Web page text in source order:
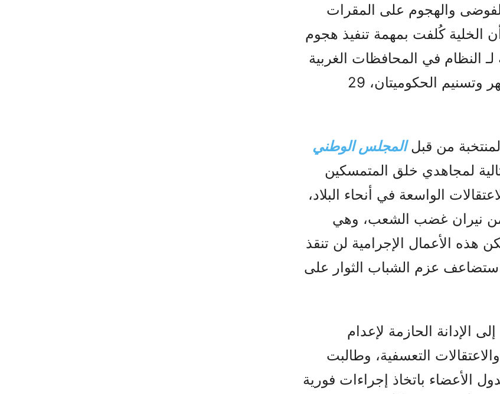
والهجوم على المقرات
الخلية كُلفت بمهمة تنفيذ هجوم
النظام في المحافظات الغربية
باستخدام قنابل يدوية الصنع (وكالتا مهر وتسنيم الحكوميتان، 29
من قبلالمجلس الوطني
لمجاهدي خلق المتمسكين
الواسعة في أنحاء البلاد،
نيران غضب الشعب، وهي
هذه الأعمال الإجرامية لن تنقذ
ستضاعف عزم الشباب الثوار على
الإدانة الحازمة لإعدام
التعسفية، وطالبت
الأعضاء باتخاذ إجراءات فورية